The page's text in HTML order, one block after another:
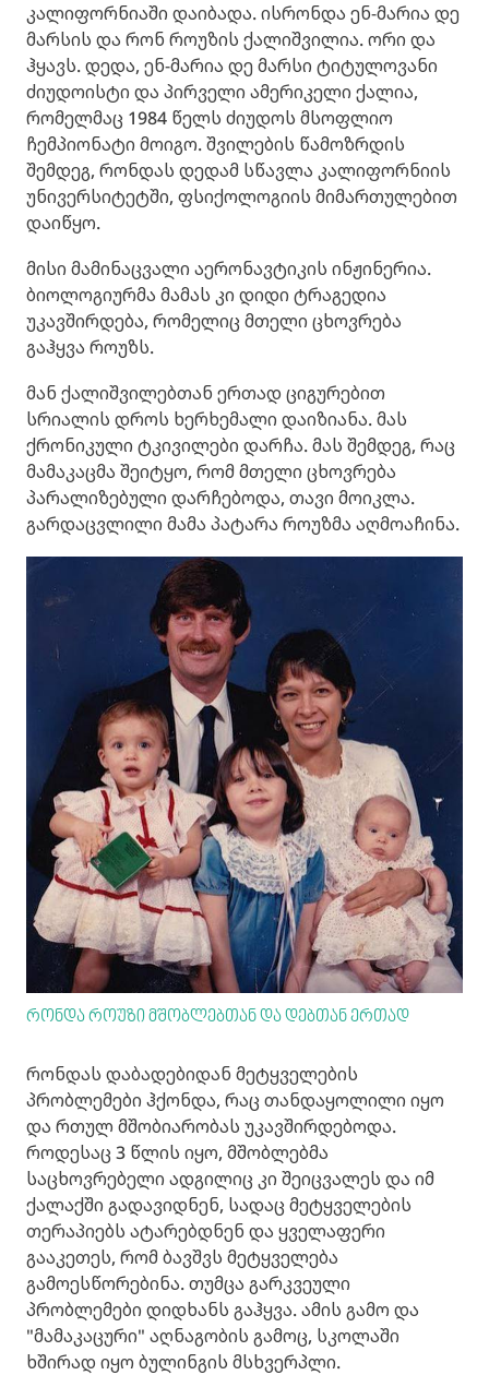
კალიფორნიაში დაიბადა. ისრონდა ენ-მარია დე
მარსის და რონ როუზის ქალიშვილია. ორი და
ჰყავს. დედა, ენ-მარია დე მარსი ტიტულოვანი
ძიუდოისტი და პირველი ამერიკელი ქალია,
რომელმაც 1984 წელს ძიუდოს მსოფლიო
ჩემპიონატი მოიგო. შვილების წამოზრდის
შემდეგ, რონდას დედამ სწავლა კალიფორნიის
უნივერსიტეტში, ფსიქოლოგიის მიმართულებით
დაიწყო.
მისი მამინაცვალი აერონავტიკის ინჟინერია.
ბიოლოგიურმა მამას კი დიდი ტრაგედია
უკავშირდება, რომელიც მთელი ცხოვრება
გაჰყვა როუზს.
მან ქალიშვილებთან ერთად ციგურებით
სრიალის დროს ხერხემალი დაიზიანა. მას
ქრონიკული ტკივილები დარჩა. მას შემდეგ, რაც
მამაკაცმა შეიტყო, რომ მთელი ცხოვრება
პარალიზებული დარჩებოდა, თავი მოიკლა.
გარდაცვლილი მამა პატარა როუზმა აღმოაჩინა.
რონდა როუზი მშობლებთან და დებთან ერთად
რონდას დაბადებიდან მეტყველების
პრობლემები ჰქონდა, რაც თანდაყოლილი იყო
და რთულ მშობიარობას უკავშირდებოდა.
როდესაც 3 წლის იყო, მშობლებმა
საცხოვრებელი ადგილიც კი შეიცვალეს და იმ
ქალაქში გადავიდნენ, სადაც მეტყველების
თერაპიებს ატარებდნენ და ყველაფერი
გააკეთეს, რომ ბავშვს მეტყველება
გამოესწორებინა. თუმცა გარკვეული
პრობლემები დიდხანს გაჰყვა. ამის გამო და
"მამაკაცური" აღნაგობის გამოც, სკოლაში
ხშირად იყო ბულინგის მსხვერპლი.